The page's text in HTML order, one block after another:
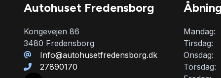
Autohuset Fredensborg
Kongevejen 86
3480 Fredensborg
Info@autohusetfredensborg.dk
27890170
Mandag:
Tirsdag:
Onsdag:
Torsdag: